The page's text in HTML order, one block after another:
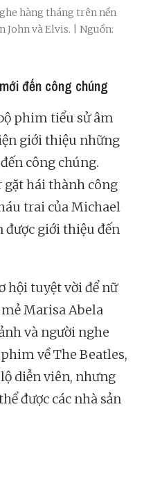
hàng tháng trên nền
John và Elvis. | Nguồn:
đến công chúng
phim tiểu sử âm
giới thiệu những
công chúng.
gặt hái thành công
trai của Michael
được giới thiệu đến
hội tuyệt vời để nữ
Marisa Abela
và người nghe
phim về The Beatles,
diễn viên, nhưng
được các nhà sản